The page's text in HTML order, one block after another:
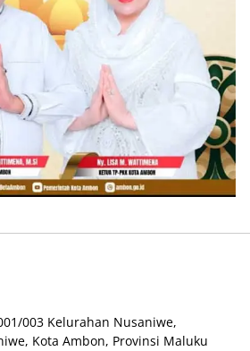
003 Kelurahan Nusaniwe,
Kota Ambon, Provinsi Maluku